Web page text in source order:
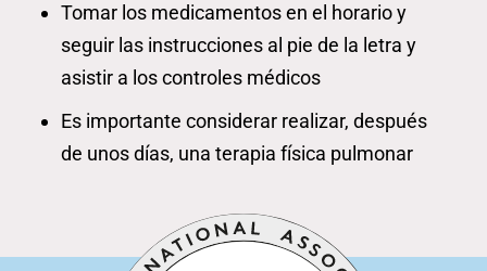
Tomar los medicamentos en el horario y
seguir las instrucciones al pie de la letra y
asistir a los controles médicos
Es importante considerar realizar, después
de unos días, una terapia física pulmonar